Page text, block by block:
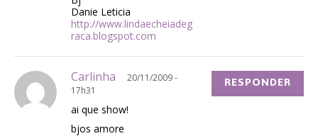
Danie Leticia
http://www.lindaecheiadeg
raca.blogspot.com
Carlinha
20/11/2009 -
17h31
ai que show!
bjos amore
RESPONDER